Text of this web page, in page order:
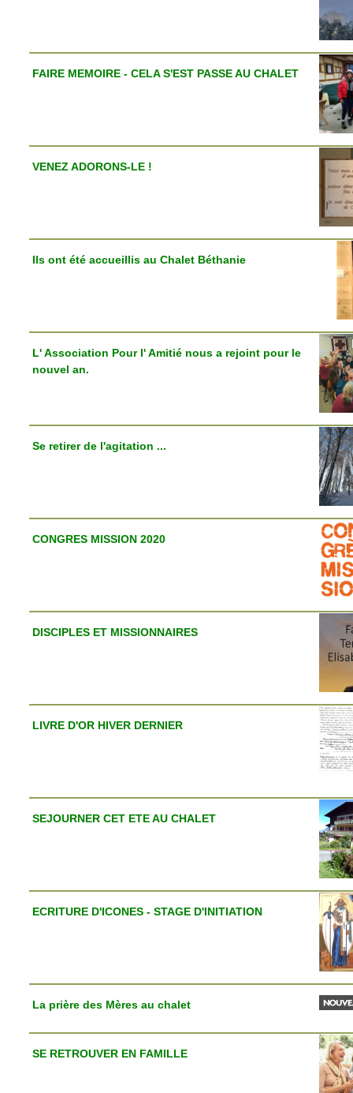
FAIRE MEMOIRE - CELA S'EST PASSE AU CHALET
VENEZ ADORONS-LE !
Ils ont été accueillis au Chalet Béthanie
L' Association Pour l' Amitié nous a rejoint pour le
nouvel an.
Se retirer de l'agitation ...
CONGRES MISSION 2020
DISCIPLES ET MISSIONNAIRES
LIVRE D'OR HIVER DERNIER
SEJOURNER CET ETE AU CHALET
ECRITURE D'ICONES - STAGE D'INITIATION
La prière des Mères au chalet
SE RETROUVER EN FAMILLE